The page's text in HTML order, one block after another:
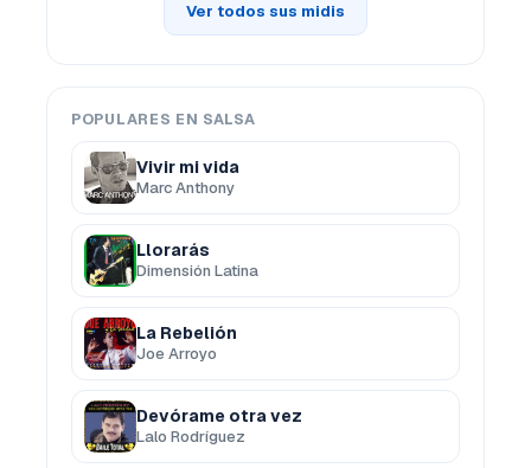
Ver todos sus midis
POPULARES EN SALSA
Vivir mi vida
Marc Anthony
Llorarás
Dimensión Latina
La Rebelión
Joe Arroyo
Devórame otra vez
Lalo Rodríguez